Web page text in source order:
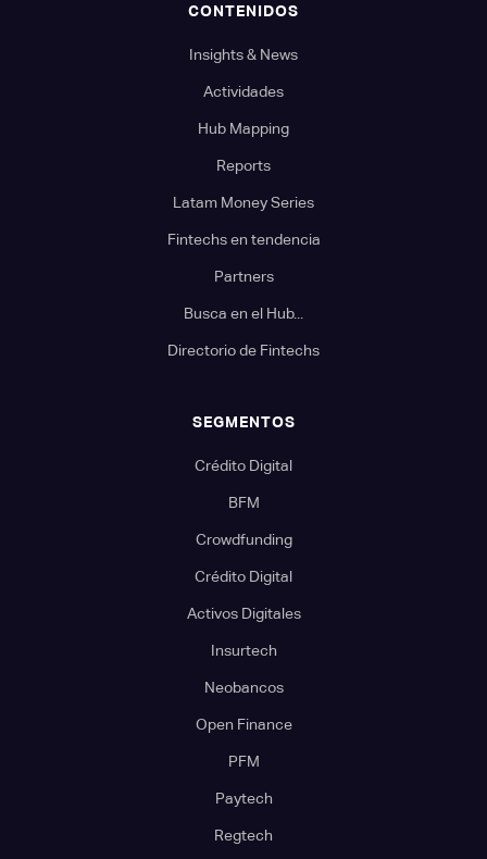
CONTENIDOS
Insights & News
Actividades
Hub Mapping
Reports
Latam Money Series
Fintechs en tendencia
Partners
Busca en el Hub...
Directorio de Fintechs
SEGMENTOS
Crédito Digital
BFM
Crowdfunding
Crédito Digital
Activos Digitales
Insurtech
Neobancos
Open Finance
PFM
Paytech
Regtech